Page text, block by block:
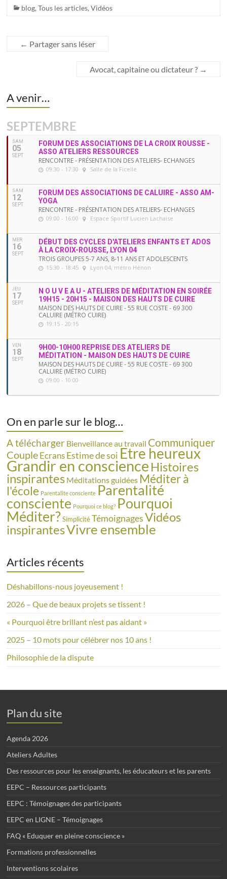
blog,Tous les articles,Vidéos
← Partager sans léser
Avocat, capitaine ou dictateur ? →
A venir…
SEPTEMBRE
SAM
05
SEPT
FORUM DES ASSOCIATIONS DE LA CROIX ROUSSE -
ASSO ATELIERS RESSOURCES
RENCONTRE - PRÉSENTATION DES ATELIERS- ECHANGES
09:30 - 17:30 Salle de la Ficelle
SAM
12
SEPT
FORUM DES ASSOCIATIONS DE CALUIRE - ASSO AM-
YOGA
RENCONTRE - PRÉSENTATION DES ATELIERS- ECHANGES
09:00 - 16:00 Espace Sportif Lucien Lachaise
MER
16
SEPT
DÉBUT DES CYCLES D'ATELIERS ENFANTS ET ADOS
À LA CROIX-ROUSSE, LYON 04
TROIS GROUPES 5-7 ANS, 8-11 ANS ET ADOLESCENTS
15:30 - 18:45 Lyon 04, métro Hénon
JEU
17
SEPT
N O U V E A U - ATELIERS DE MÉDITATION EN SOIRÉE
19H15 - 20H15 - MAISON DES HAUTS DE CUIRE
MAISON DES HAUTS DE CUIRE - 55 RUE COSTE - 69 300
CALUIRE (MÉTRO CUIRE)
19:15 - 20:15
VEN
18
SEPT
9H00-10H00 REPRISE DES ATELIERS DE
MÉDITATION - MAISON DES HAUTS DE CUIRE
MAISON DES HAUTS DE CUIRE - 55 RUE COSTE - 69 300
CALUIRE (MÉTRO CUIRE)
09:00 - 10:00
On en parle sur le blog…
A télécharger Bienveillance au travail Communiquer
CoupleEcransEstime de soi Etre heureux
Grandir en conscience Histoires
inspirantes Méditations guidées Méditer à
l'école Parentalite consciente Parentalité
consciente Pourquoi ce blog? Pourquoi
Méditer? Simplicité Témoignages Vidéos
inspirantesVivre ensemble
Articles récents
Déshabillons-nous joyeusement !
2026 – Que de beaux projets se tissent !
« Pourquoi être brillant n’est pas aidant »
2025 – 10 mots pour célébrer nos 10 ans !
Philosophie de la dispute
Plan du site
Agenda 2026
Ateliers Adultes
Des ressources pour les enseignants, les éducateurs et les parents
EEPC – Ressources participants
EEPC : Témoignages des participants
EEPC en LIGNE – Témoignages
FAQ « Eduquer en pleine conscience »
Formations professionnelles
Interventions scolaires